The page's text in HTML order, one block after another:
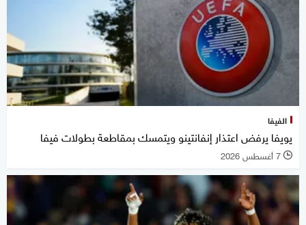
الفيفا
يويفا يرفض اعتذار إنفانتينو ويتمسك بمقاطعة بطولات فيفا
l 7 أغسطس 2026